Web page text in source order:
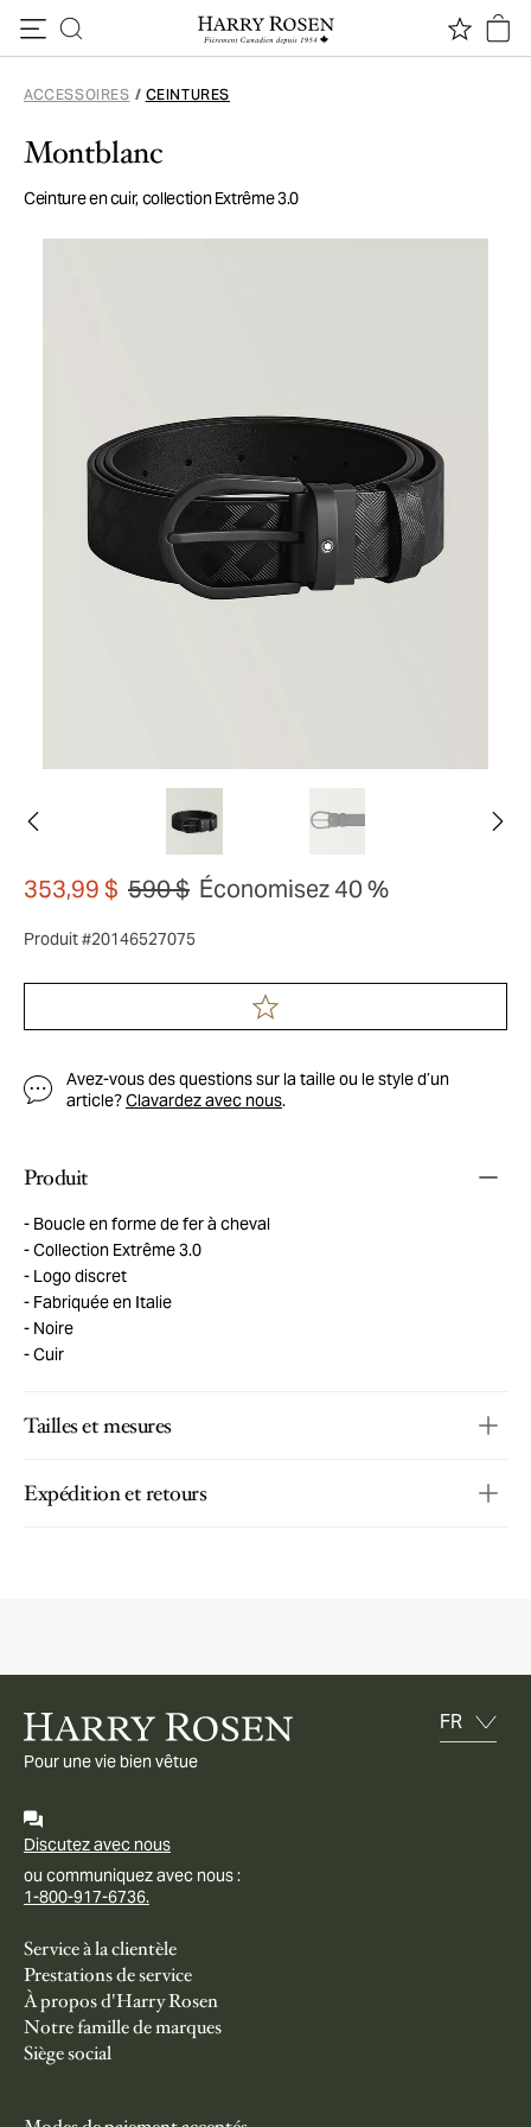
ACCESSOIRES / CEINTURES
Montblanc
Ceinture en cuir, collection Extrême 3.0
353,99 $ 590 $ Économisez 40 %
Produit #20146527075
Avez-vous des questions sur la taille ou le style d’un
article?Clavardez avec nous.
Produit
Boucle en forme de fer à cheval
Collection Extrême 3.0
Logo discret
Fabriquée en Italie
Noire
Cuir
Tailles et mesures
Expédition et retours
Pour une vie bien vêtue
Discutez avec nous
ou communiquez avec nous :
1-800-917-6736.
Service à la clientèle
Prestations de service
À propos d'Harry Rosen
Notre famille de marques
Siège social